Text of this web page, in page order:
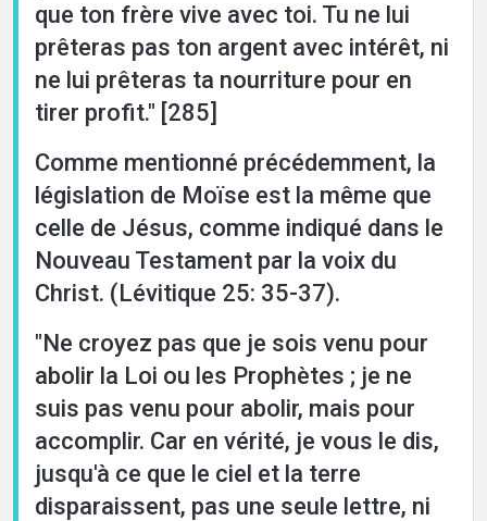
que ton frère vive avec toi. Tu ne lui
prêteras pas ton argent avec intérêt, ni
ne lui prêteras ta nourriture pour en
tirer profit." [285]
Comme mentionné précédemment, la
législation de Moïse est la même que
celle de Jésus, comme indiqué dans le
Nouveau Testament par la voix du
Christ. (Lévitique 25: 35-37).
"Ne croyez pas que je sois venu pour
abolir la Loi ou les Prophètes ; je ne
suis pas venu pour abolir, mais pour
accomplir. Car en vérité, je vous le dis,
jusqu'à ce que le ciel et la terre
disparaissent, pas une seule lettre, ni